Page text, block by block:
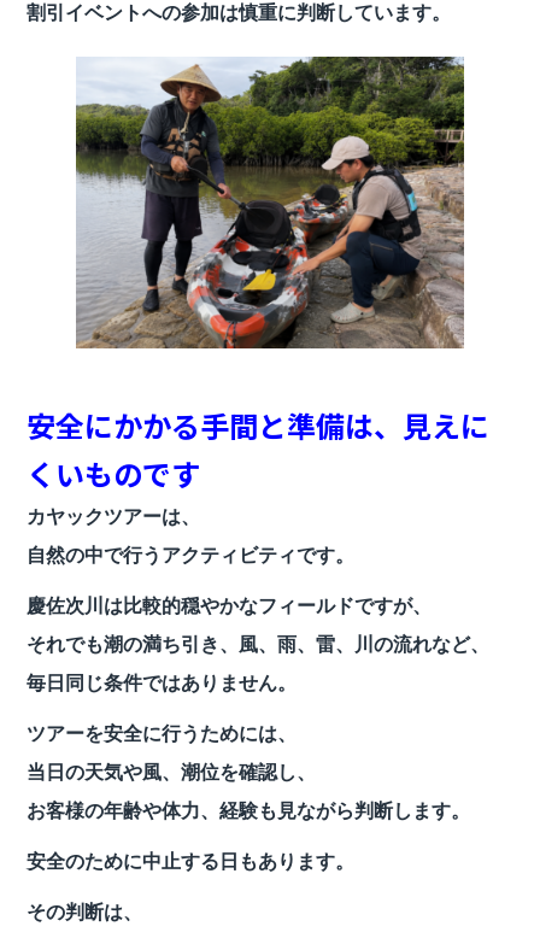
割引イベントへの参加は慎重に判断しています。
安全にかかる手間と準備は、見えに
くいものです
カヤックツアーは、
自然の中で行うアクティビティです。
慶佐次川は比較的穏やかなフィールドですが、
それでも潮の満ち引き、風、雨、雷、川の流れなど、
毎日同じ条件ではありません。
ツアーを安全に行うためには、
当日の天気や風、潮位を確認し、
お客様の年齢や体力、経験も見ながら判断します。
安全のために中止する日もあります。
その判断は、